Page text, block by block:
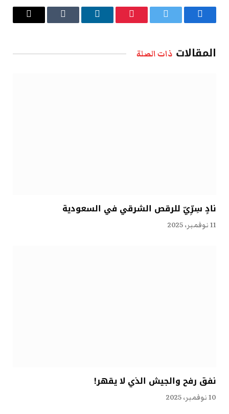
فيسبوك تويتر بينتيريستلينكدإن Tumblr
البريد
المقالات ذات الصلة
نادٍ سِرِّيّ للرقص الشرقي في السعودية
11 نوفمبر، 2025
نفق رفح والجيش الذي لا يقهر!
10 نوفمبر، 2025